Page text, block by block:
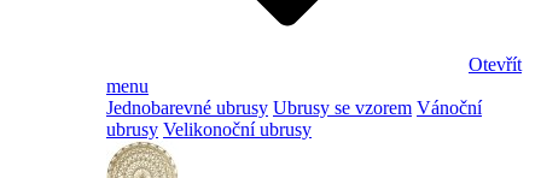
Otevřít
menu
Jednobarevné ubrusy Ubrusy se vzorem Vánoční
ubrusy Velikonoční ubrusy